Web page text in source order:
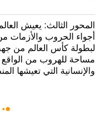
المحور الثالث: يعيش
أجواء الحروب والأزمات
لبطولة كأس العالم من
مساحة للهروب من
والإنسانية التي تعيشها